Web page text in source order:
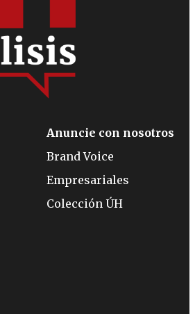
Anuncie con nosotros
Brand Voice
Empresariales
Colección ÚH